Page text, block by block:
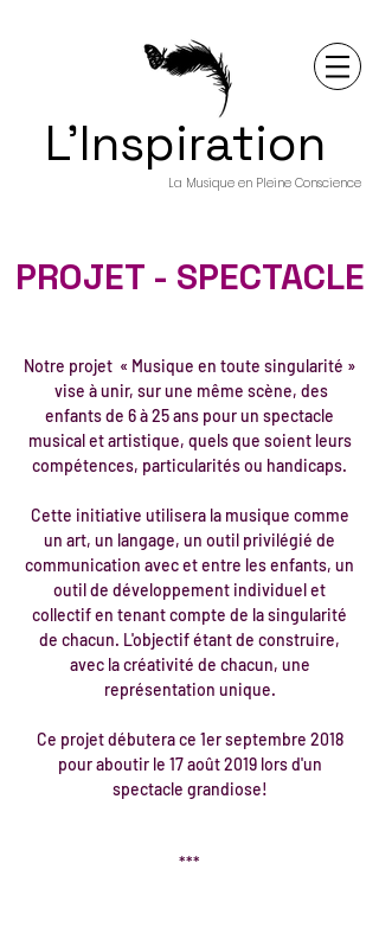
L'Inspiration
La Musique en Pleine Conscience
PROJET - SPECTACLE
Notre projet « Musique en toute singularité »
vise à unir, sur une même scène, des
enfants de 6 à 25 ans pour un spectacle
musical et artistique, quels que soient leurs
compétences, particularités ou handicaps.
Cette initiative utilisera la musique comme
un art, un langage, un outil privilégié de
communication avec et entre les enfants, un
outil de développement individuel et
collectif en tenant compte de la singularité
de chacun. L'objectif étant de construire,
avec la créativité de chacun, une
représentation unique.
Ce projet débutera ce 1er septembre 2018
pour aboutir le 17 août 2019 lors d'un
spectacle grandiose!
***